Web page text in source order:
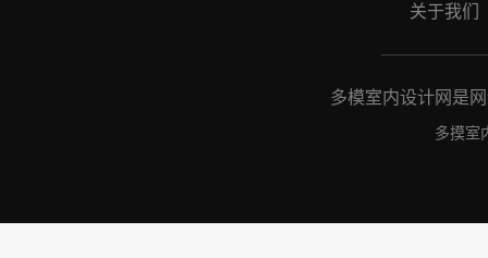
关于我们
多模室内设计网是
多摸室